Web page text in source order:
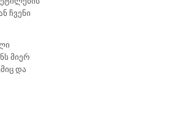
ჩვენი
მიერ
და